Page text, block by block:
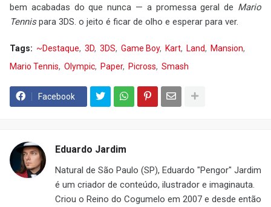
bem acabadas do que nunca — a promessa geral de Mario
Tennispara 3DS. o jeito é ficar de olho e esperar para ver.
Tags: ~Destaque 3D 3DS Game Boy Kart Land
Mansion
Mario Tennis
Olympic Paper Picross Smash
Facebook
Eduardo Jardim
Natural de São Paulo (SP), Eduardo "Pengor" Jardim
é um criador de conteúdo, ilustrador e imaginauta.
Criou o Reino do Cogumelo em 2007 e desde então